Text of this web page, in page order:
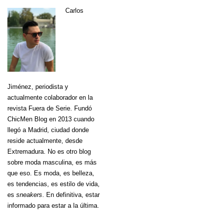
Carlos
Jiménez, periodista y
actualmente colaborador en la
revista Fuera de Serie. Fundó
ChicMen Blog en 2013 cuando
llegó a Madrid, ciudad donde
reside actualmente, desde
Extremadura. No es otro blog
sobre moda masculina, es más
que eso. Es moda, es belleza,
es tendencias, es estilo de vida,
es sneakers. En definitiva, estar
informado para estar a la última.